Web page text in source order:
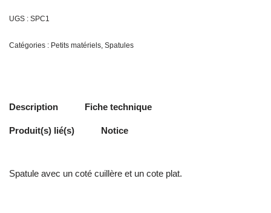
UGS : SPC1
Catégories : Petits matériels, Spatules
Description Fiche technique
Produit(s) lié(s) Notice
Spatule avec un coté cuillère et un cote plat.